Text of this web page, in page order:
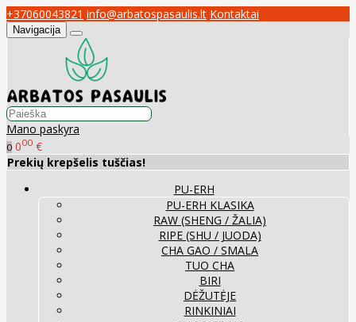
+37060043821 info@arbatospasaulis.lt Kontaktai
Navigacija
Mano paskyra
0 000 €
Prekių krepšelis tuščias!
PU-ERH
PU-ERH KLASIKA
RAW (SHENG / ŽALIA)
RIPE (SHU / JUODA)
CHA GAO / SMALA
TUO CHA
BIRI
DĖŽUTĖJE
RINKINIAI